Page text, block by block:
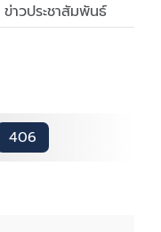
ข่าวประชาสัมพันธ์
406